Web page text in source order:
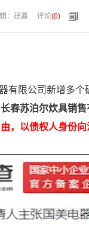
：建嘉 评论(0)
有限公司新增多个
春苏泊尔炊具销
，以债权人身份